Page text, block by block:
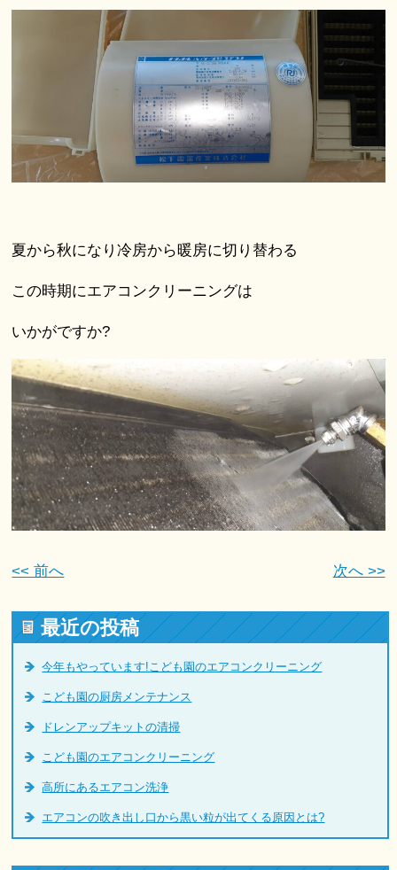
夏から秋になり冷房から暖房に切り替わる
この時期にエアコンクリーニングは
いかがですか?
<< 前へ 次へ >>
最近の投稿
今年もやっています!こども園のエアコンクリーニング
こども園の厨房メンテナンス
ドレンアップキットの清掃
こども園のエアコンクリーニング
高所にあるエアコン洗浄
エアコンの吹き出し口から黒い粒が出てくる原因とは?